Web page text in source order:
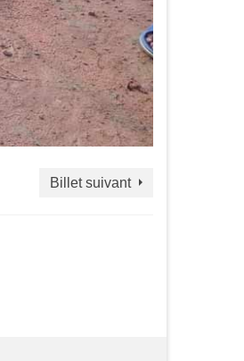
Billet suivant